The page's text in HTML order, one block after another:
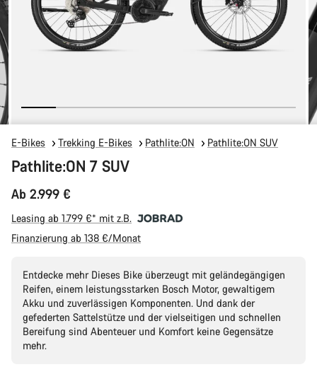
E-Bikes Trekking E-Bikes Pathlite:ON Pathlite:ON SUV
Pathlite:ON 7 SUV
Ab 2.999 €
Leasing ab 1.799 €* mit z.B.
Finanzierung ab 138 €/Monat
Entdecke mehr Dieses Bike überzeugt mit geländegängigen
Reifen, einem leistungsstarken Bosch Motor, gewaltigem
Akku und zuverlässigen Komponenten. Und dank der
gefederten Sattelstütze und der vielseitigen und schnellen
Bereifung sind Abenteuer und Komfort keine Gegensätze
mehr.